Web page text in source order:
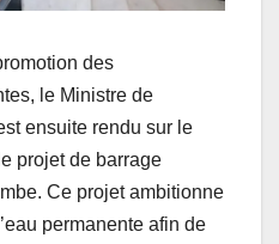
des
le Ministre de
ensuite rendu sur le
projet de barrage
Ce projet ambitionne
permanente afin de